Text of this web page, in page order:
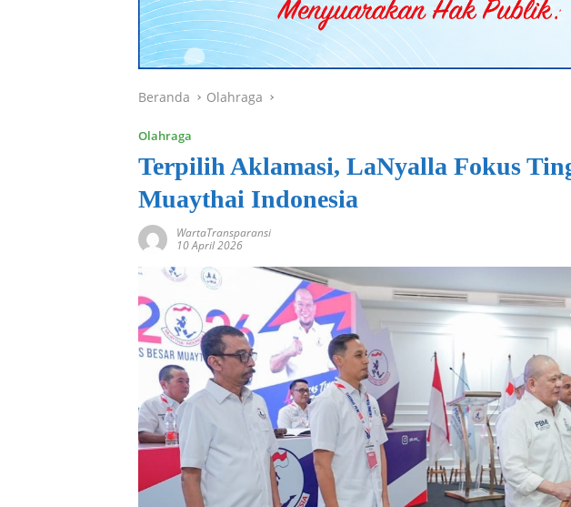
Beranda Olahraga
Olahraga
Terpilih Aklamasi, LaNyalla Fokus
Muaythai Indonesia
WartaTransparansi
10 April 2026